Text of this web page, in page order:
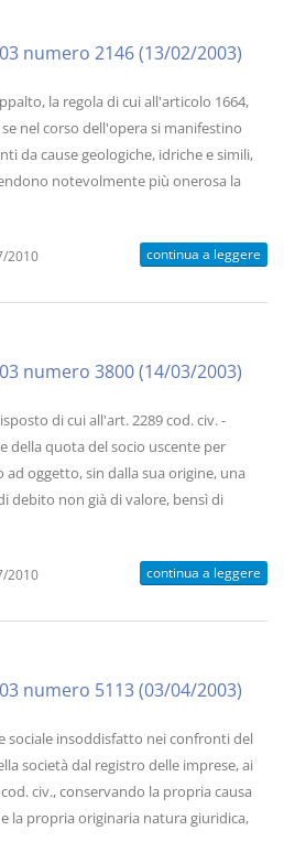
numero 2146 (13/02/2003)
la regola di cui all'articolo 1664,
nel corso dell'opera si manifestino
da cause geologiche, idriche e simili,
notevolmente più onerosa la
2010 continua a leggere
numero 3800 (14/03/2003)
di cui all'art. 2289 cod. civ. -
della quota del socio uscente per
ad oggetto, sin dalla sua origine, una
debito non già di valore, bensì di
2010 continua a leggere
numero 5113 (03/04/2003)
sociale insoddisfatto nei confronti del
società dal registro delle imprese, ai
civ., conservando la propria causa
la propria originaria natura giuridica,